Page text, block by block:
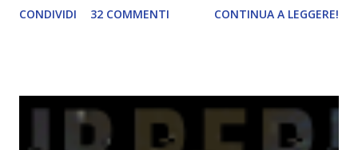
costante nelle rubriche. Odiavo lo sport. Odiavo lo sport,
cui si gioca a mini-baseball mia madre voleva che mi facessi
CONDIVIDI 32 COMMENTI CONTINUA A LEGGERE!